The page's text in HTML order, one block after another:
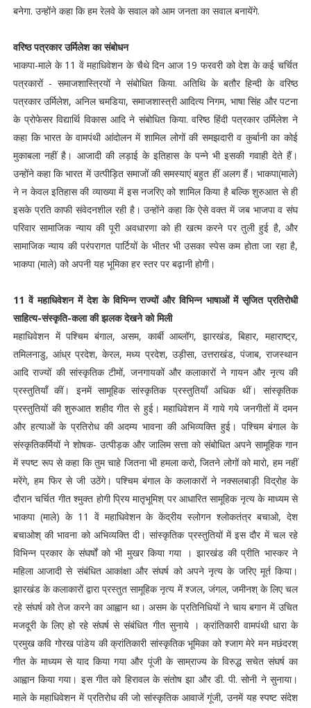
बनेगा. उन्होंने कहा कि हम रेलवे के सवाल को आम जनता का सवाल बनायेंगे.
वरिष्ठ पत्रकार उर्मिलेश का संबोधन
भाकपा-माले के 11 वें महाधिवेशन के चैथे दिन आज 19 फरवरी को देश के कई चर्चित
पत्रकारों - समाजशास्त्रियों ने संबोधित किया. अतिथि के बतौर हिन्दी के वरिष्ठ
पत्रकार उर्मिलेश, अनिल चमडिया, समाजशास्त्री आदित्य निगम, भाषा सिंह और पटना
के प्रोफेसर विद्यार्थि विकास आदि ने संबोधित किया. वरिष्ठ हिंदी पत्रकार उर्मिलेश ने
कहा कि भारत के वामपंथी आंदोलन में शामिल लोगों की समझदारी व कुर्बानी का कोई
मुकाबला नहीं है। आजादी की लड़ाई के इतिहास के पन्ने भी इसकी गवाही देते हैं।
उन्होंने कहा कि भारत में उत्पीड़ित समाजों की समस्याएं बहुत हीं अलग हैं। भाकपा(माले)
ने न केवल इतिहास की व्याख्या में इस नजरिए को शामिल किया है बल्कि शुरुआत से ही
इसके प्रति काफी संवेदनशील रही है। उन्होंने कहा कि ऐसे वक्त में जब भाजपा व संघ
परिवार सामाजिक न्याय की पूरी अवधारणा को ही खत्म करने पर तुली हुई है, और
सामाजिक न्याय की परंपरागत पार्टियों के भीतर भी उसका स्पेस कम होता जा रहा है,
भाकपा (माले) को अपनी यह भूमिका हर स्तर पर बढ़ानी होगी।
11 वें महाधिवेशन में देश के विभिन्न राज्यों और विभिन्न भाषाओं में सृजित प्रतिरोधी
साहित्य-संस्कृति-कला की झलक देखने को मिली
महाधिवेशन में पश्चिम बंगाल, असम, कार्बी आब्लॉग, झारखंड, बिहार, महाराष्ट्र,
तमिलनाडु, आंध्र प्रदेश, केरल, मध्य प्रदेश, उड़ीसा, उत्तराखंड, पंजाब, राजस्थान
आदि राज्यों की सांस्कृतिक टीमों, जनगायकों और कलाकारों ने गायन और नृत्य की
प्रस्तुतियाँ कीं। इनमें सामूहिक सांस्कृतिक प्रस्तुतियाँ अधिक थीं। सांस्कृतिक
प्रस्तुतियों की शुरुआत शहीद गीत से हुई। महाधिवेशन में गाये गये जनगीतों में दमन
और हत्याओं के प्रतिरोध की अदम्य भावना की अभिव्यक्ति हुई। पश्चिम बंगाल के
संस्कृतिकर्मियों ने शोषक- उत्पीड़क और जालिम सत्ता को संबोधित अपने सामूहिक गान
में स्पष्ट रूप से कहा कि तुम चाहे जितना भी हमला करो, जितने लोगों को मारो, हम नहीं
मरेंगे, हम फिर से जी उठेंगे। पश्चिम बंगाल के कलाकारों ने नक्सलबाड़ी विद्रोह के
दौरान चर्चित गीत श्मुक्त होगी प्रिय मातृभूमिश् पर आधारित सामूहिक नृत्य के माध्यम से
भाकपा (माले) के 11 वें महाधिवेशन के केंद्रीय स्लोगन श्लोकतंत्र बचाओ, देश
बचाओश् की भावना को अभिव्यक्ति दी। सांस्कृतिक प्रस्तुतियों में इस दौर में चल रहे
विभिन्न प्रकार के संघर्षों को भी मुखर किया गया । झारखंड की प्रीति भास्कर ने
महिला आजादी से संबंधित आकांक्षा और संघर्ष को अपने नृत्य के जरिए मूर्त किया।
झारखंड के कलाकारों द्वारा प्रस्तुत सामूहिक नृत्य में श्जल, जंगल, जमीनश् के लिए चल
रहे संघर्ष को तेज करने का आह्वान था। असम के प्रतिनिधियों ने चाय बगान में उचित
मजदूरी के लिए हो रहे संघर्ष से संबंधित गीत सुनाये । क्रांतिकारी वामपंथी धारा के
प्रमुख कवि गोरख पांडेय की क्रांतिकारी सांस्कृतिक भूमिका को श्जाग मेरे मन मछंदरश्
गीत के माध्यम से याद किया गया और पूंजी के साम्राज्य के विरुद्ध सचेत संघर्ष का
आह्वान किया गया। इस गीत को हिरावल के संतोष झा और डी. पी. सोनी ने सुनाया।
माले के महाधिवेशन में प्रतिरोध की जो सांस्कृतिक आवाजें गूंजी, उनमें यह स्पष्ट संदेश